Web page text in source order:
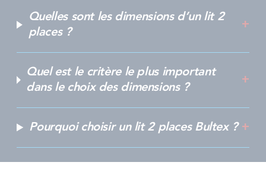
Quelles sont les dimensions d’un lit 2
places ?
Quel est le critère le plus important
dans le choix des dimensions ?
Pourquoi choisir un lit 2 places Bultex ?